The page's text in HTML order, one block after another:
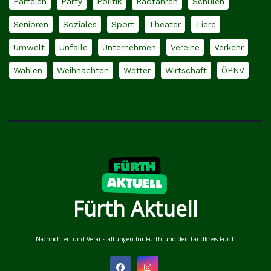
Senioren Soziales Sport Theater Tiere
Umwelt Unfälle Unternehmen Vereine Verkehr
Wahlen Weihnachten Wetter Wirtschaft ÖPNV
Fürth Aktuell
Nachrichten und Veranstaltungen für Fürth und den Landkreis Fürth